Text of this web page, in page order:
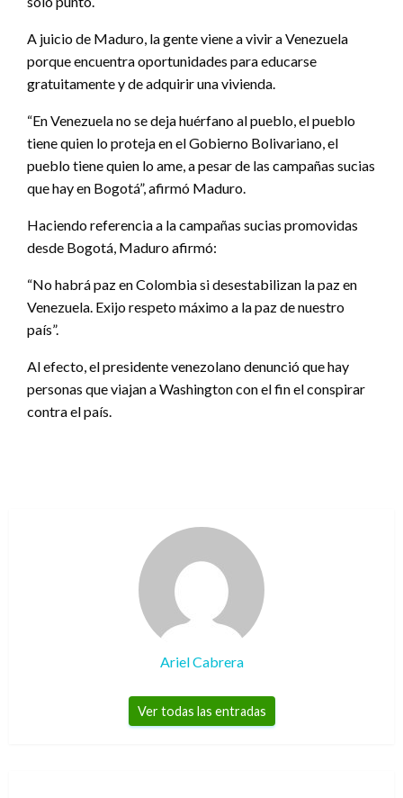
A juicio de Maduro, la gente viene a vivir a Venezuela
porque encuentra oportunidades para educarse
gratuitamente y de adquirir una vivienda.
“En Venezuela no se deja huérfano al pueblo, el pueblo
tiene quien lo proteja en el Gobierno Bolivariano, el
pueblo tiene quien lo ame, a pesar de las campañas sucias
que hay en Bogotá”, afirmó Maduro.
Haciendo referencia a la campañas sucias promovidas
desde Bogotá, Maduro afirmó:
“No habrá paz en Colombia si desestabilizan la paz en
Venezuela. Exijo respeto máximo a la paz de nuestro
país”.
Al efecto, el presidente venezolano denunció que hay
personas que viajan a Washington con el fin el conspirar
contra el país.
Ariel Cabrera
Ver todas las entradas